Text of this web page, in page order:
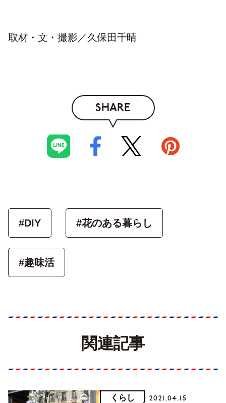
取材・文・撮影／久保田千晴
SHARE
#DIY #花のある暮らし
#趣味活
関連記事
くらし 2021.04.15